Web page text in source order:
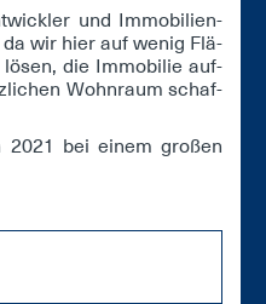
und Im­mo­bi­li­en­
wir hier auf we­nig Flä­
die Im­mo­bi­lie auf­
Wohn­raum schaf­
2021 bei ei­nem gro­ßen